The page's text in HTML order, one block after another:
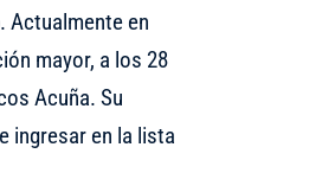
Actualmente en
mayor, a los 28
Acuña. Su
ingresar en la lista